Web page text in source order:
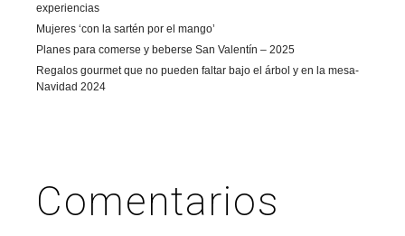
experiencias
Mujeres ‘con la sartén por el mango’
Planes para comerse y beberse San Valentín – 2025
Regalos gourmet que no pueden faltar bajo el árbol y en la mesa-
Navidad 2024
Comentarios